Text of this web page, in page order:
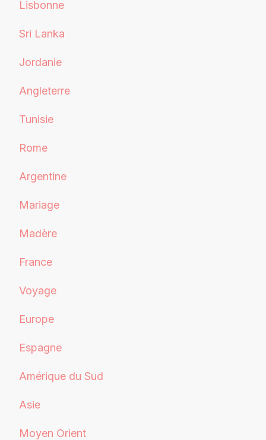
Lisbonne
Sri Lanka
Jordanie
Angleterre
Tunisie
Rome
Argentine
Mariage
Madère
France
Voyage
Europe
Espagne
Amérique du Sud
Asie
Moyen Orient